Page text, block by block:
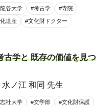
谷大学 #考古学 #寺院
遺産 #文化財ドクター
古学と 既存の価値を見つ
ノ江 和同 先生
社大学 #文学部 #文化財保護